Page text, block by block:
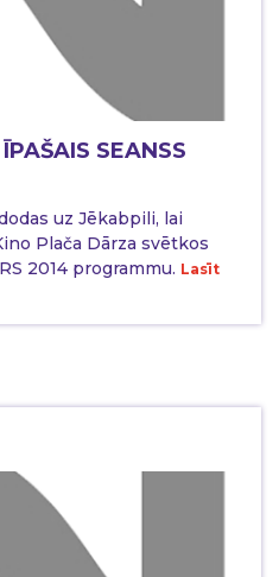
SEANSS
uz Jēkabpili, lai
Plača Dārza svētkos
2014 programmu. Lasīt